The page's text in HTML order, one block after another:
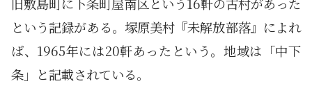
という記録がある。塚原美村『未解放部落』によれ
ば、1965年には20軒あったという。地域は「中下
条」と記載されている。